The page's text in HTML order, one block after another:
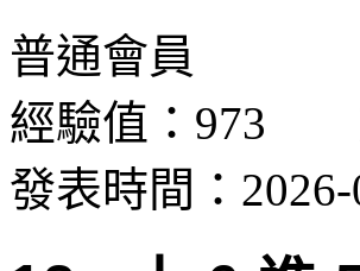
普通會員
經驗值：973
發表時間：